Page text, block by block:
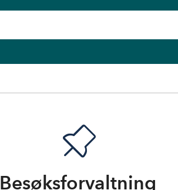
Besøksforvaltning